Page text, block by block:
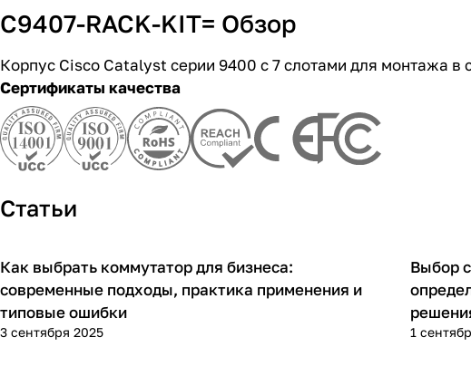
C9407-RACK-KIT= Обзор
Корпус Cisco Catalyst серии 9400 с 7 слотами для монтажа в
Сертификаты качества
Статьи
Советы покупателям
Как выбрать коммутатор для бизнеса:
современные подходы, практика применения и
типовые ошибки
3 сентября 2025
Выбор
1